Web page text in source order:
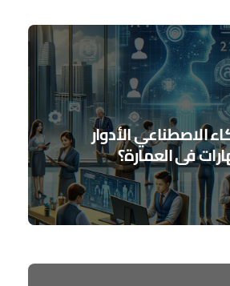
الاصطناعي الأدوار
في العمارة؟